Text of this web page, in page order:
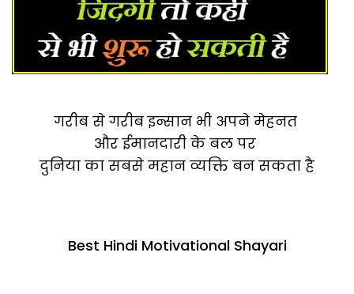
गरीब से गरीब इन्सान भी अपने मेहनत
और ईमानदारी के बल पर
दुनिया का सबसे महान व्यक्ति बन सकता है
Best Hindi Motivational Shayari